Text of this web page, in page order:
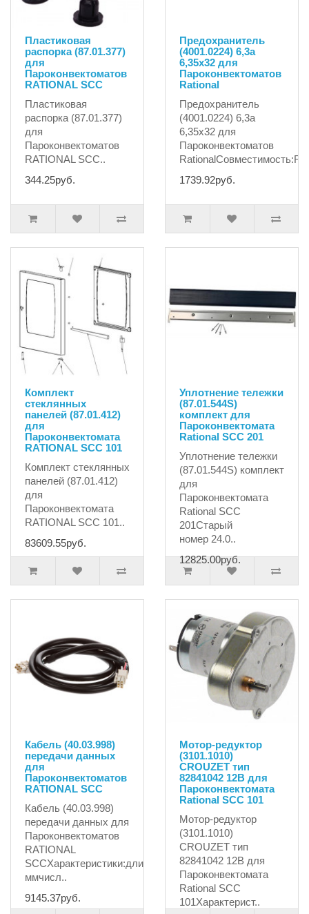
Пластиковая
распорка (87.01.377)
для
Пароконвектоматов
RATIONAL SCC
Пластиковая
распорка (87.01.377)
для
Пароконвектоматов
RATIONAL SCC..
344.25руб.
Предохранитель
(4001.0224) 6,3а
6,35х32 для
Пароконвектоматов
Rational
Предохранитель
(4001.0224) 6,3а
6,35х32 для
Пароконвектоматов
1739.92руб.
Комплект
стеклянных
панелей (87.01.412)
для
Пароконвектомата
RATIONAL SCC 101
Комплект стеклянных
панелей (87.01.412)
для
Пароконвектомата
RATIONAL SCC 101..
83609.55руб.
Уплотнение тележки
(87.01.544S)
комплект для
Пароконвектомата
Rational SCC 201
Уплотнение тележки
(87.01.544S) комплект
для
Пароконвектомата
Rational SCC
201Старый
номер 24.0..
12825.00руб.
Кабель (40.03.998)
передачи данных
для
Пароконвектоматов
RATIONAL SCC
Кабель (40.03.998)
передачи данных для
Пароконвектоматов
RATIONAL
SCCХарактеристики:длина1150
ммчисл..
9145.37руб.
Мотор-редуктор
(3101.1010)
CROUZET тип
82841042 12В для
Пароконвектомата
Rational SCC 101
Мотор-редуктор
(3101.1010)
CROUZET тип
82841042 12В для
Пароконвектомата
Rational SCC
101Характерист..